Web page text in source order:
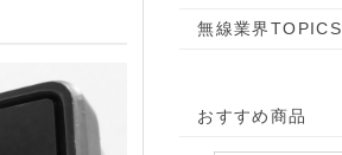
無線業界TOPICS
おすすめ商品